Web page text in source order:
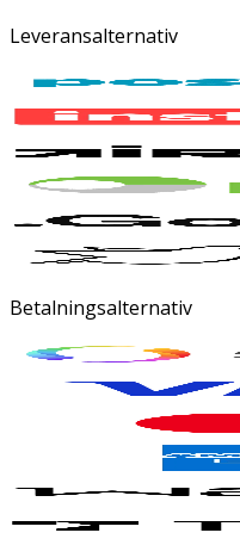
Leveransalternativ
Betalningsalternativ